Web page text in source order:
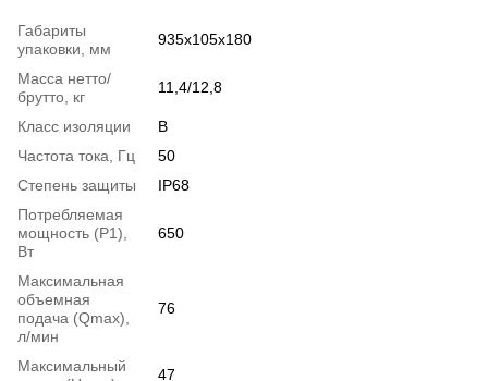
Габариты
упаковки, мм
935х105х180
Масса нетто/
брутто, кг
11,4/12,8
Класс изоляции
В
Частота тока, Гц
50
Степень защиты
IP68
Потребляемая
мощность (Р1),
Вт
650
Максимальная
объемная
подача (Qmax),
л/мин
76
Максимальный
47